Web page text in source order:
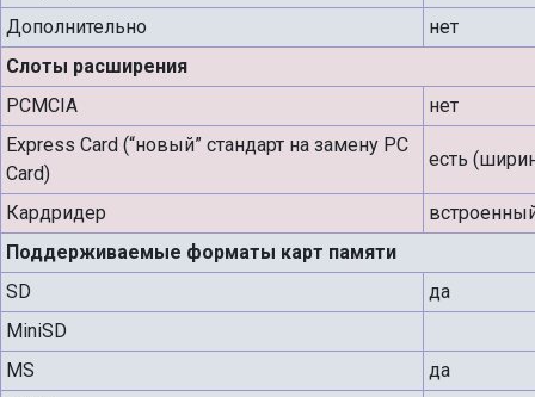
Дополнительно
нет
Слоты расширения
PCMCIA
нет
Express Card (“новый” стандарт на замену PC
Card)
есть
Кардридер
Поддерживаемые форматы карт памяти
SD
да
MiniSD
MS
да